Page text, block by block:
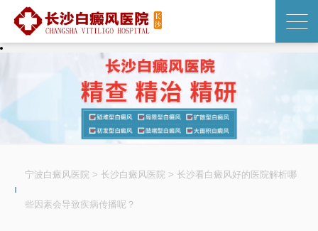
宁波白癜风医院 > 长沙白癜风医院 > 长沙看白癜风好的医院解析哪
些因素会导致疾病传播呢？